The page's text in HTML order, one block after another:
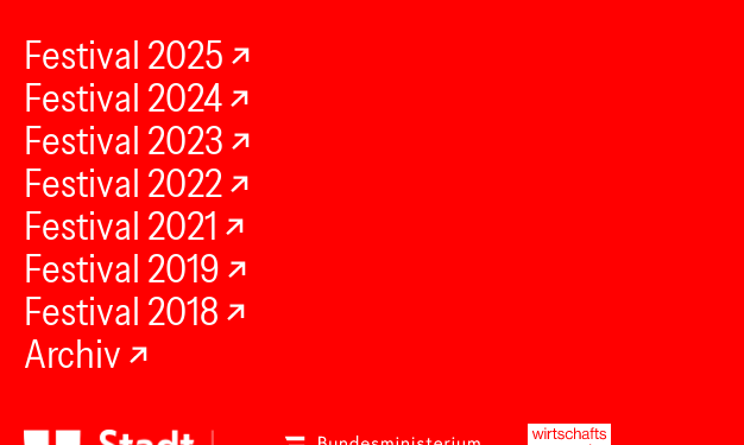
Festival 2025
Festival 2024
Festival 2023
Festival 2022
Festival 2021
Festival 2019
Festival 2018
Archiv